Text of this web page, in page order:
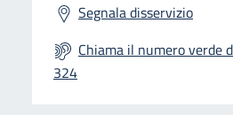
Segnala disservizio
Chiama il numero verde
324